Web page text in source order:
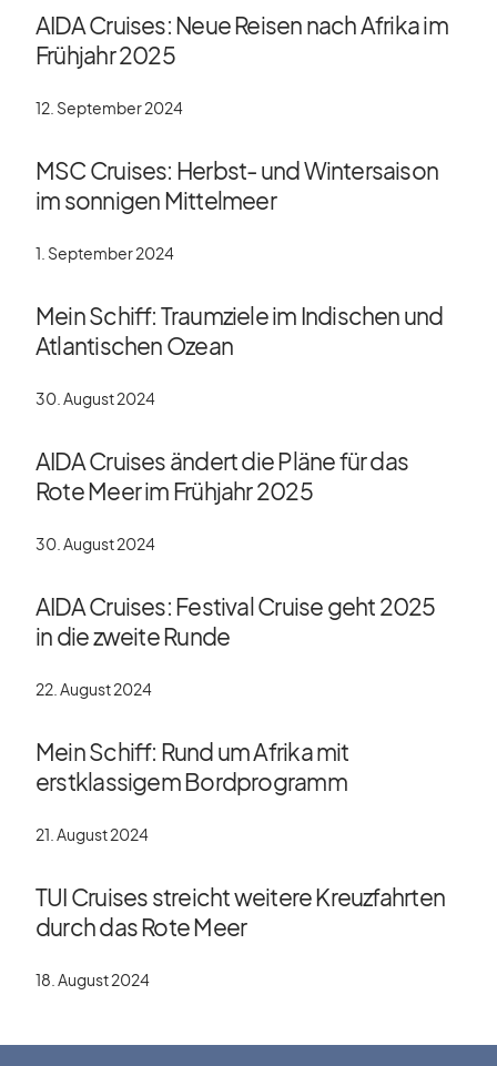
AIDA Cruises: Neue Reisen nach Afrika im
Frühjahr 2025
12. September 2024
MSC Cruises: Herbst- und Wintersaison
im sonnigen Mittelmeer
1. September 2024
Mein Schiff: Traumziele im Indischen und
Atlantischen Ozean
30. August 2024
AIDA Cruises ändert die Pläne für das
Rote Meer im Frühjahr 2025
30. August 2024
AIDA Cruises: Festival Cruise geht 2025
in die zweite Runde
22. August 2024
Mein Schiff: Rund um Afrika mit
erstklassigem Bordprogramm
21. August 2024
TUI Cruises streicht weitere Kreuzfahrten
durch das Rote Meer
18. August 2024